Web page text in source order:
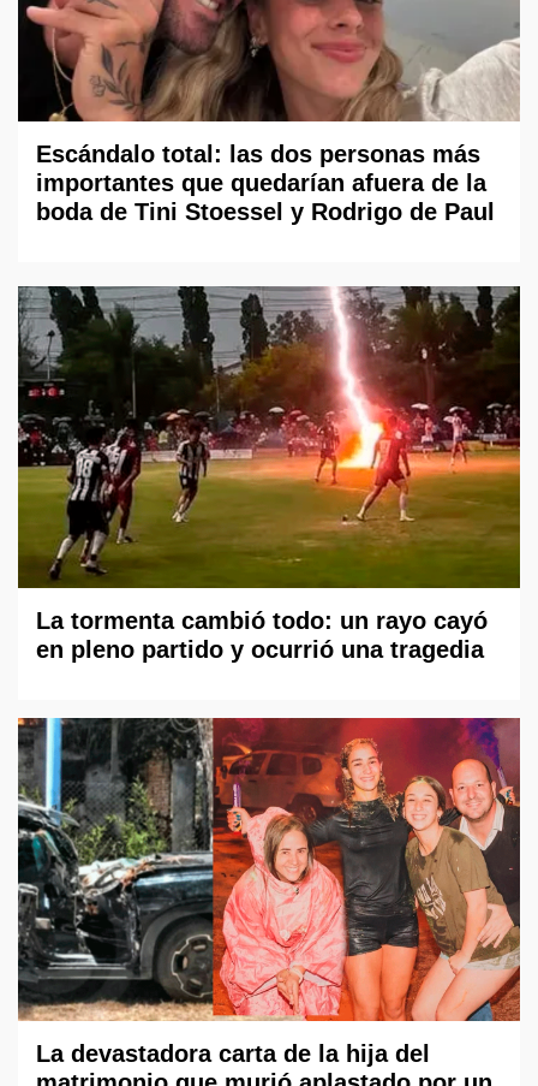
Escándalo total: las dos personas más
importantes que quedarían afuera de la
boda de Tini Stoessel y Rodrigo de Paul
La tormenta cambió todo: un rayo cayó
en pleno partido y ocurrió una tragedia
La devastadora carta de la hija del